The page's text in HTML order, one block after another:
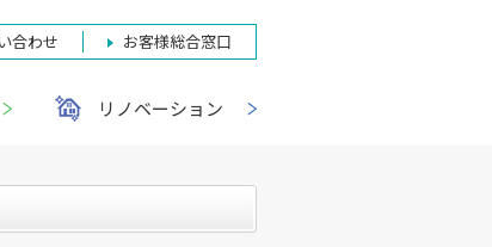
合わせ お客様総合窓口
リノベーション